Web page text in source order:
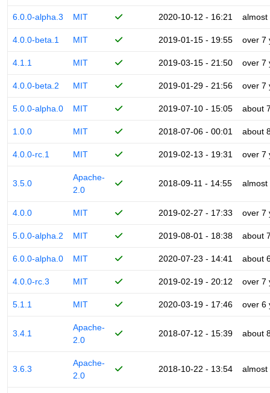
6.0.0-alpha.3 MIT 2020-10-12 - 16:21 almost
4.0.0-beta.1 MIT 2019-01-15 - 19:55 over 7
4.1.1 MIT 2019-03-15 - 21:50 over 7
4.0.0-beta.2 MIT 2019-01-29 - 21:56 over 7
5.0.0-alpha.0 MIT 2019-07-10 - 15:05 about
1.0.0 MIT 2018-07-06 - 00:01 about
4.0.0-rc.1 MIT 2019-02-13 - 19:31 over 7
3.5.0
Apache-
2.0
2018-09-11 - 14:55 almost
4.0.0 MIT 2019-02-27 - 17:33 over 7
5.0.0-alpha.2 MIT 2019-08-01 - 18:38 about
6.0.0-alpha.0 MIT 2020-07-23 - 14:41 about
4.0.0-rc.3 MIT 2019-02-19 - 20:12 over 7
5.1.1 MIT 2020-03-19 - 17:46 over 6
3.4.1
Apache-
2.0
2018-07-12 - 15:39 about
3.6.3
Apache-
2.0
2018-10-22 - 13:54 almost